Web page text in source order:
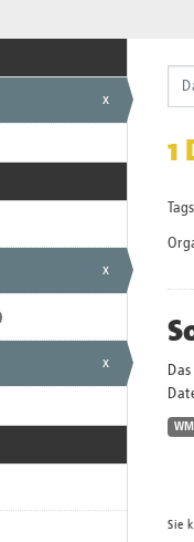
x
x
x
1
Sie